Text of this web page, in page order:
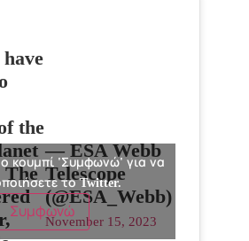
the
The
— ESA Webb
Telescope
(@ESA_Webb)
November 15, 2023
κουμπί 'Συμφωνώ' για να
το Twitter.
Συμφωνώ